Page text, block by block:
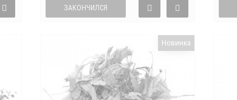
ЗАКОНЧИЛСЯ
Новинка